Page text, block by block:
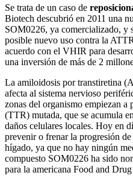
Se trata de un caso de
Biotech descubrió en 2011 una
SOM0226, ya comercializado, y
posible nuevo uso contra la
acuerdo con el VHIR para
una inversión de más de 2
La amiloidosis por transtiretina
afecta al sistema nervioso
zonas del organismo empiezan
(TTR) mutada, que se acumula
daños celulares locales. Hoy en
prevenir o frenar la progresión
hígado, ya que no hay ningún
compuesto SOM0226 ha sido
para la americana Food and